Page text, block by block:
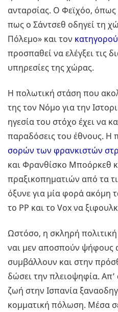
ανταρσίας. Ο Φεϊχόο,
πως ο Σάντσεθ οδηγεί τη
Πόλεμο» και τον
προσπαθεί να ελέγξει τις
υπηρεσίες της χώρας.
Η πολωτική στάση που
της τον Νόμο για την
ηγεσία του στόχο έχει να
παραδόσεις του έθνους. Η
σορών των φρανκιστών
και Φρανθίσκο Μποόρκεθ
πραξικοπηματιών από τα
όξυνε για μία φορά ακόμη
το ΡΡ και το Vox να
Ωστόσο, η σκληρή
ναι μεν αποσπούν ψήφους
συμβάλλουν και στην
δώσει την πλειοψηφία. Απ’
ζωή στην Ισπανία
κομματική πόλωση. Μέσα